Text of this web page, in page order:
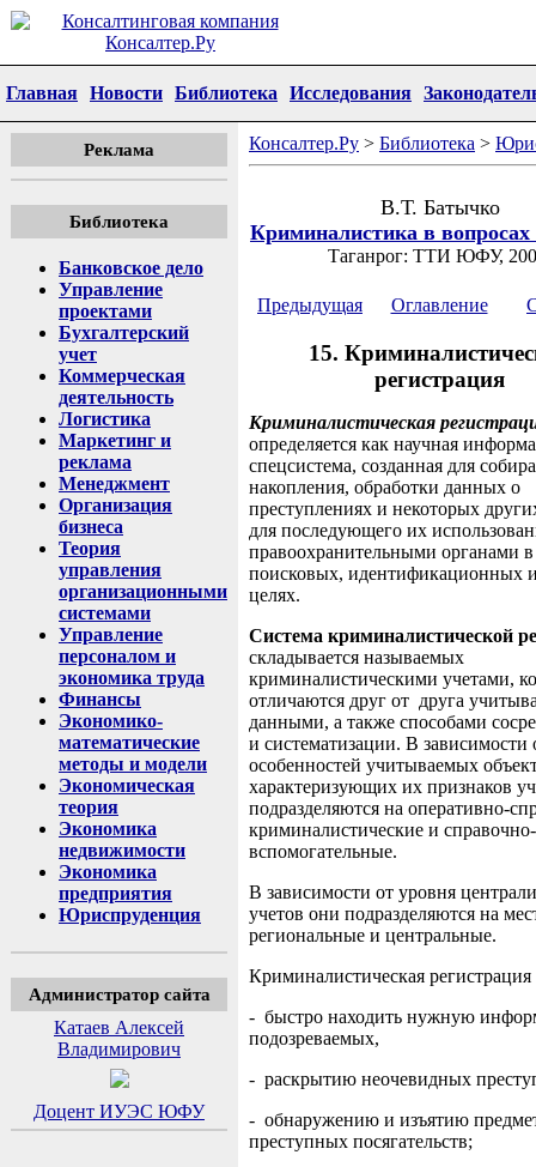
Главная Новости Библиотека Исследования
Реклама
Библиотека
Банковское дело
Управление
проектами
Бухгалтерский
учет
Коммерческая
деятельность
Логистика
Маркетинг и
реклама
Менеджмент
Организация
бизнеса
Теория
управления
организационными
системами
Управление
персоналом и
экономика труда
Финансы
Экономико-
математические
методы и модели
Экономическая
теория
Экономика
недвижимости
Экономика
предприятия
Юриспруденция
Администратор сайта
Катаев Алексей
Владимирович
Доцент ИУЭС ЮФУ
Консалтер.Ру > Библиотека >
В.Т. Батычко
Криминалистика в вопросах
Таганрог: ТТИ ЮФУ,
Предыдущая Оглавление
15.
регистрация
Криминалистическая
определяется как научная
спецсистема, созданная для
накопления, обработки данных о
преступлениях и некоторых
для последующего их
правоохранительными органами в
поисковых, идентификационных
целях.
Система криминалистической
складывается называемых
криминалистическими учетами,
отличаются друг от друга
данными, а также способами
и систематизации. В зависимости
особенностей учитываемых
характеризующих их признаков
подразделяются на оперативно-
криминалистические и справочно-
вспомогательные.
В зависимости от уровня
учетов они подразделяются на
региональные и центральные.
Криминалистическая регистрация
- быстро находить нужную
подозреваемых,
- раскрытию неочевидных
- обнаружению и изъятию
преступных посягательств;